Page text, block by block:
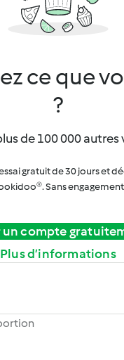
ce que
?
de 100 000
gratuit de 30 jours et
Sans
un compte
Plus d’informations